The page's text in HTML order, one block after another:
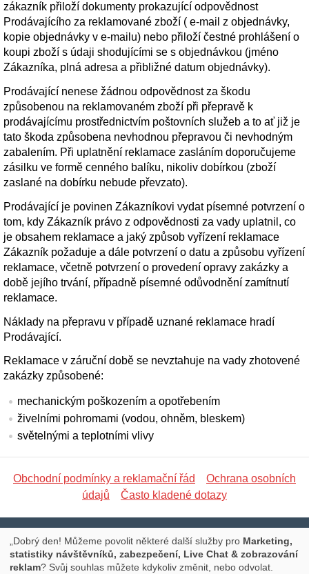
zákazník přiloží dokumenty prokazující odpovědnost
Prodávajícího za reklamované zboží ( e-mail z objednávky,
kopie objednávky v e-mailu) nebo přiloží čestné prohlášení o
koupi zboží s údaji shodujícími se s objednávkou (jméno
Zákazníka, plná adresa a přibližné datum objednávky).
Prodávající nenese žádnou odpovědnost za škodu
způsobenou na reklamovaném zboží při přepravě k
prodávajícímu prostřednictvím poštovních služeb a to ať již je
tato škoda způsobena nevhodnou přepravou či nevhodným
zabalením. Při uplatnění reklamace zasláním doporučujeme
zásilku ve formě cenného balíku, nikoliv dobírkou (zboží
zaslané na dobírku nebude převzato).
Prodávající je povinen Zákazníkovi vydat písemné potvrzení o
tom, kdy Zákazník právo z odpovědnosti za vady uplatnil, co
je obsahem reklamace a jaký způsob vyřízení reklamace
Zákazník požaduje a dále potvrzení o datu a způsobu vyřízení
reklamace, včetně potvrzení o provedení opravy zakázky a
době jejího trvání, případně písemné odůvodnění zamítnutí
reklamace.
Náklady na přepravu v případě uznané reklamace hradí
Prodávající.
Reklamace v záruční době se nevztahuje na vady zhotovené
zakázky způsobené:
mechanickým poškozením a opotřebením
živelními pohromami (vodou, ohněm, bleskem)
světelnými a teplotními vlivy
Obchodní podmínky a reklamační řád
Ochrana osobních
údajů
Často kladené dotazy
Libická 17, PRAHA 3, Tel.: 777 673 127, E-mail:
info@promoce.cz
„Dobrý den! Můžeme povolit některé další služby pro Marketing,
statistiky návštěvníků, zabezpečení, Live Chat & zobrazování
reklam? Svůj souhlas můžete kdykoliv změnit, nebo odvolat.